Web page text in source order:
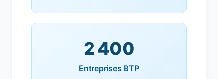
2 400
Entreprises BTP